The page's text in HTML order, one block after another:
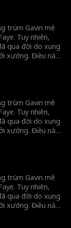
ra xa, cô dần
trùm Gavin mê
Tuy nhiên,
qua đời do xung
xướng. Điều này
ra xa, cô dần
trùm Gavin mê
Tuy nhiên,
qua đời do xung
xướng. Điều này
ra xa, cô dần
trùm Gavin mê
Tuy nhiên,
qua đời do xung
xướng. Điều này